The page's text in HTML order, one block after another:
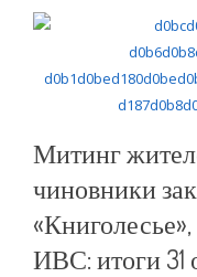
Митинг
чиновники
ИВС: итоги 31